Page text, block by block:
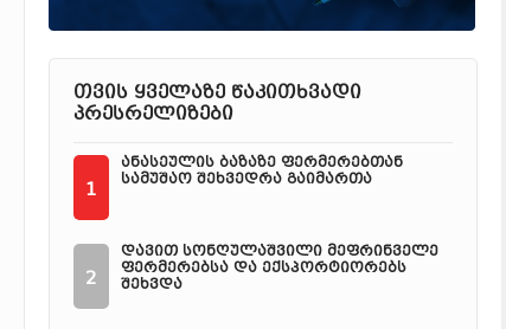
თვის ყველაზე წაკითხვადი
პრესრელიზები
1
ანასეულის ბაზაზე ფერმერებთან
სამუშაო შეხვედრა გაიმართა
2
დავით სონღულაშვილი მეფრინველე
ფერმერებსა და ექსპორტიორებს
შეხვდა